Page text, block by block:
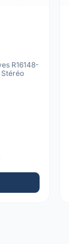
R16148-
Stéréo